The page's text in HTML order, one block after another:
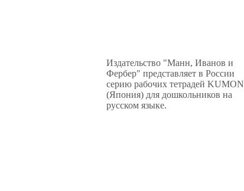
Издательство "Манн, Иванов и
Фербер" представляет в России
серию рабочих тетрадей KUMON
(Япония) для дошкольников на
русском языке.